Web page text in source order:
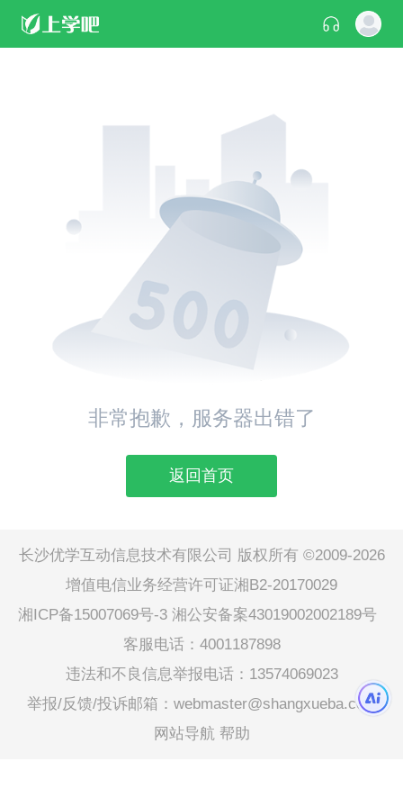
非常抱歉，服务器出错了
返回首页
长沙优学互动信息技术有限公司 版权所有 ©2009-2026
增值电信业务经营许可证湘B2-20170029
湘ICP备15007069号-3 湘公安备案43019002002189号
客服电话：4001187898
违法和不良信息举报电话：13574069023
举报/反馈/投诉邮箱：webmaster@shangxueba.com
网站导航 帮助